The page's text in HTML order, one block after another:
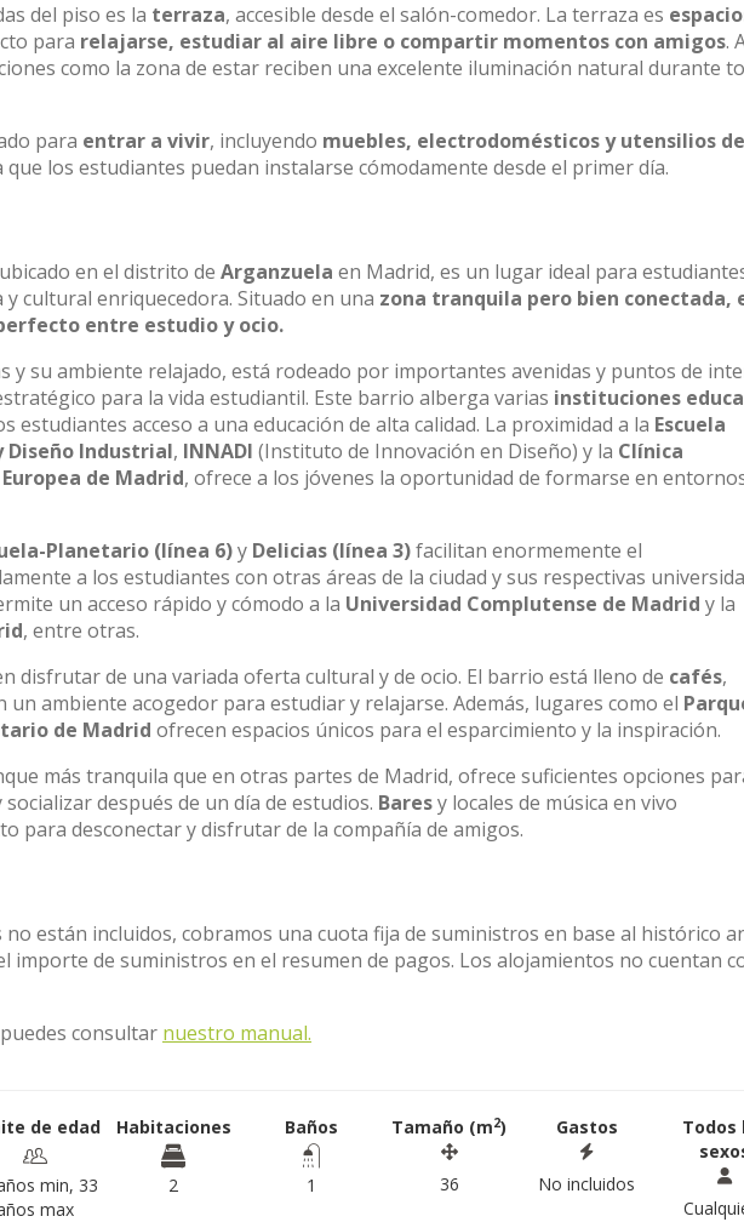
del piso es la terraza, accesible desde el salón-comedor. La terraza es
para relajarse, estudiar al aire libre o compartir momentos con amigos.
como la zona de estar reciben una excelente iluminación natural durante
para entrar a vivir, incluyendo muebles, electrodomésticos y utensilios de
los estudiantes puedan instalarse cómodamente desde el primer día.
en el distrito de Arganzuela en Madrid, es un lugar ideal para
y cultural enriquecedora. Situado en una zona tranquila pero bien conectada,
entre estudio y ocio.
y su ambiente relajado, está rodeado por importantes avenidas y puntos de
para la vida estudiantil. Este barrio alberga varias instituciones
acceso a una educación de alta calidad. La proximidad a la Escuela
Diseño Industrial, INNADI (Instituto de Innovación en Diseño) y la Clínica
de Madrid, ofrece a los jóvenes la oportunidad de formarse en
Planetario (línea 6)y Delicias (línea 3)facilitan enormemente el
a los estudiantes con otras áreas de la ciudad y sus respectivas
un acceso rápido y cómodo a la Universidad Complutense de Madrid y la
, entre otras.
disfrutar de una variada oferta cultural y de ocio. El barrio está lleno de cafés,
un ambiente acogedor para estudiar y relajarse. Además, lugares como el
de Madrid ofrecen espacios únicos para el esparcimiento y la inspiración.
más tranquila que en otras partes de Madrid, ofrece suficientes opciones
después de un día de estudios. Baresy locales de música en vivo
para desconectar y disfrutar de la compañía de amigos.
están incluidos, cobramos una cuota fija de suministros en base al histórico
importe de suministros en el resumen de pagos. Los alojamientos no cuentan
consultar nuestro manual.
de edad
min, 33
max
Habitaciones
2
Baños
1
Tamaño (m2)
36
Gastos
No incluidos
Todos